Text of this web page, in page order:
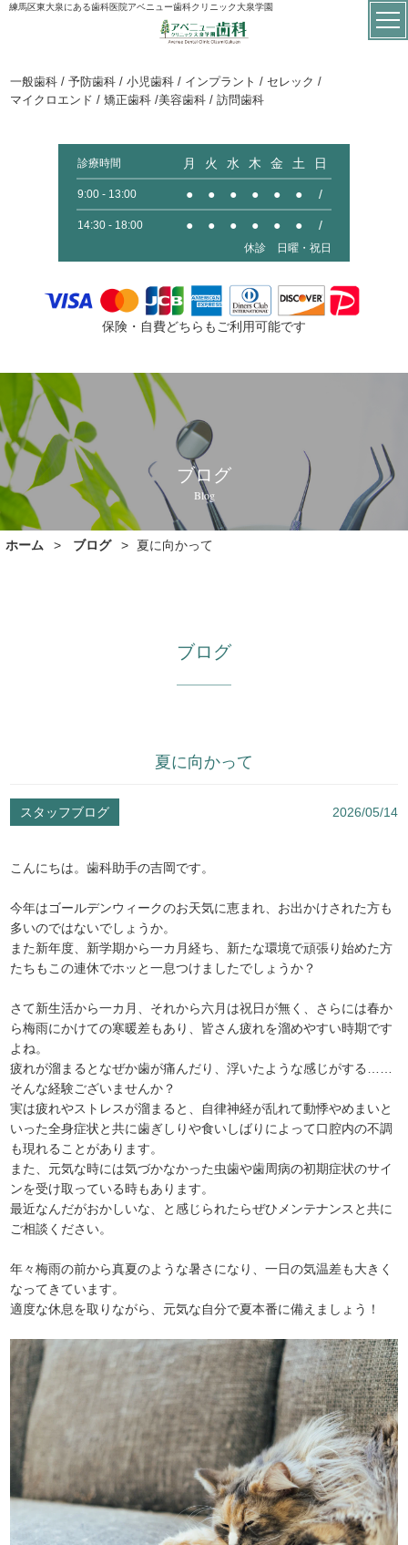
練馬区東大泉にある歯科医院アベニュー歯科クリニック大泉学園
一般歯科 / 予防歯科 / 小児歯科 / インプラント / セレック /
マイクロエンド / 矯正歯科 /美容歯科 / 訪問歯科
診療時間 月 火 水 木 金 土 日
9:00 - 13:00 ● ● ● ● ● ● /
14:30 - 18:00 ● ● ● ● ● ● /
休診 日曜・祝日
保険・自費どちらもご利用可能です
ブログ
Blog
ホーム ブログ 夏に向かって
ブログ
夏に向かって
スタッフブログ 2026/05/14
こんにちは。歯科助手の吉岡です。
今年はゴールデンウィークのお天気に恵まれ、お出かけされた方も
多いのではないでしょうか。
また新年度、新学期から一カ月経ち、新たな環境で頑張り始めた方
たちもこの連休でホッと一息つけましたでしょうか？
さて新生活から一カ月、それから六月は祝日が無く、さらには春か
ら梅雨にかけての寒暖差もあり、皆さん疲れを溜めやすい時期です
よね。
疲れが溜まるとなぜか歯が痛んだり、浮いたような感じがする……
そんな経験ございませんか？
実は疲れやストレスが溜まると、自律神経が乱れて動悸やめまいと
いった全身症状と共に歯ぎしりや食いしばりによって口腔内の不調
も現れることがあります。
また、元気な時には気づかなかった虫歯や歯周病の初期症状のサイ
ンを受け取っている時もあります。
最近なんだがおかしいな、と感じられたらぜひメンテナンスと共に
ご相談ください。
年々梅雨の前から真夏のような暑さになり、一日の気温差も大きく
なってきています。
適度な休息を取りながら、元気な自分で夏本番に備えましょう！